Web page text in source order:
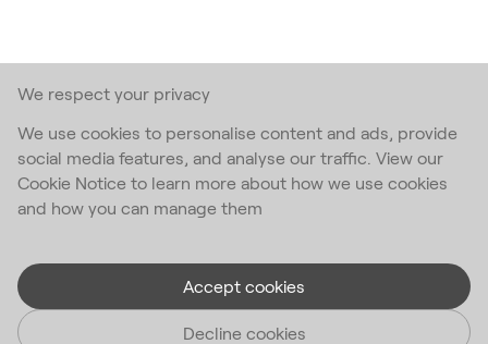
We respect your privacy
We use cookies to personalise content and ads, provide
social media features, and analyse our traffic. View our
Cookie Notice to learn more about how we use cookies
and how you can manage them
Accept cookies
Decline cookies